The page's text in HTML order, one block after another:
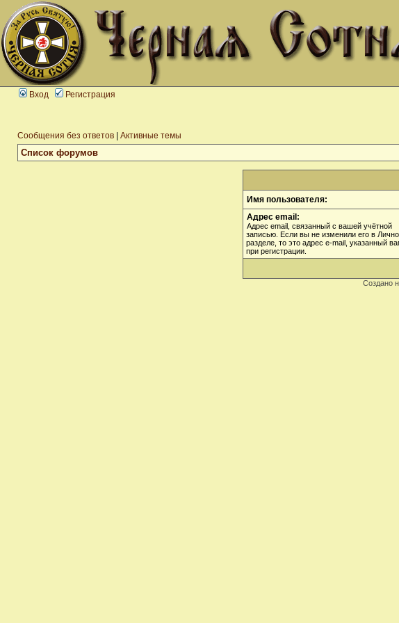
Вход Регистрация
Сообщения без ответов Активные темы
Список форумов
Имя пользователя:
Адрес email:
Адрес email, связанный с вашей учётной
записью. Если вы не изменили его в
разделе, то это адрес e-mail, указанный
при регистрации.
Создано